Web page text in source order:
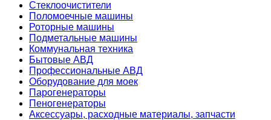
Стеклоочистители
Поломоечные машины
Роторные машины
Подметальные машины
Коммунальная техника
Бытовые АВД
Профессиональные АВД
Оборудование для моек
Парогенераторы
Пеногенераторы
Аксессуары, расходные материалы, запчасти